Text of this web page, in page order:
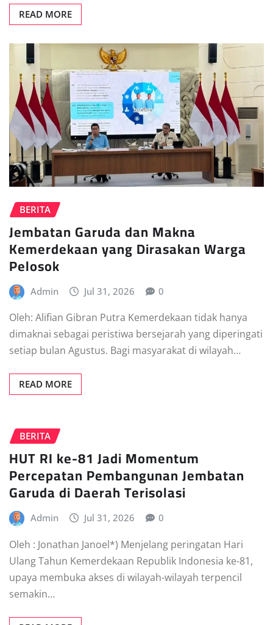
READ MORE
BERITA
Jembatan Garuda dan Makna
Kemerdekaan yang Dirasakan Warga
Pelosok
Admin Jul 31, 2026 0
Oleh: Alifian Gibran Putra Kemerdekaan tidak hanya
dimaknai sebagai peristiwa bersejarah yang diperingati
setiap bulan Agustus. Bagi masyarakat di wilayah…
READ MORE
BERITA
HUT RI ke-81 Jadi Momentum
Percepatan Pembangunan Jembatan
Garuda di Daerah Terisolasi
Admin Jul 31, 2026 0
Oleh : Jonathan Janoel*) Menjelang peringatan Hari
Ulang Tahun Kemerdekaan Republik Indonesia ke-81,
upaya membuka akses di wilayah-wilayah terpencil
semakin…